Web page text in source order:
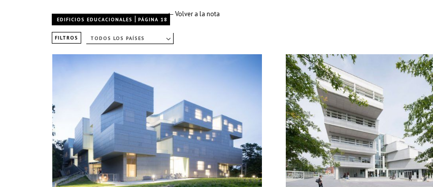
← Volver a la nota
EDIFICIOS EDUCACIONALES | PÁGINA 18
FILTROS TODOS LOS PAÍSES